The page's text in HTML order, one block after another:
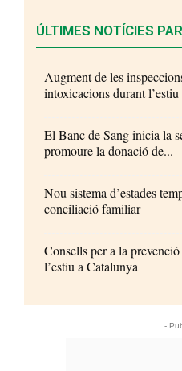
ÚLTIMES NOTÍCIES
Augment de les
intoxicacions durant l’estiu
El Banc de Sang inicia la
promoure la donació de...
Nou sistema d’estades
conciliació familiar
Consells per a la
l’estiu a Catalunya
-